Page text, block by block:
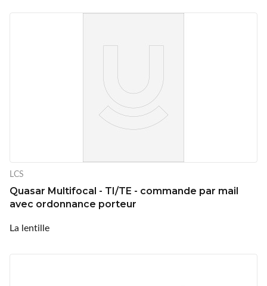
LCS
Quasar Multifocal - TI/TE - commande par mail
avec ordonnance porteur
La lentille